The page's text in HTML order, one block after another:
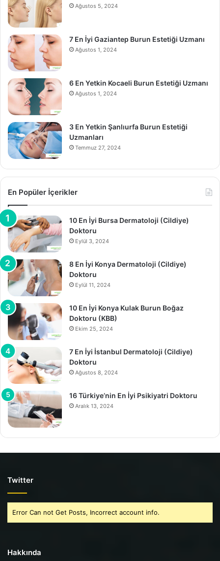
Ağustos 5, 2024
7 En İyi Gaziantep Burun Estetiği Uzmanı
Ağustos 1, 2024
6 En Yetkin Kocaeli Burun Estetiği Uzmanı
Ağustos 1, 2024
3 En Yetkin Şanlıurfa Burun Estetiği
Uzmanları
Temmuz 27, 2024
En Popüler İçerikler
10 En İyi Bursa Dermatoloji (Cildiye)
Doktoru
Eylül 3, 2024
8 En İyi Konya Dermatoloji (Cildiye)
Doktoru
Eylül 11, 2024
10 En İyi Konya Kulak Burun Boğaz
Doktoru (KBB)
Ekim 25, 2024
7 En İyi İstanbul Dermatoloji (Cildiye)
Doktoru
Ağustos 8, 2024
16 Türkiye’nin En İyi Psikiyatri Doktoru
Aralık 13, 2024
Twitter
Error Can not Get Posts, Incorrect account info.
Hakkında